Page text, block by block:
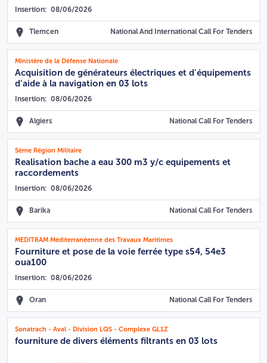
Insertion: 08/06/2026
Tlemcen National And International Call For Tenders
Ministère de la Défense Nationale
Acquisition de générateurs électriques et d'équipements
d'aide à la navigation en 03 lots
Insertion: 08/06/2026
Algiers National Call For Tenders
5ème Région Militaire
Realisation bache a eau 300 m3 y/c equipements et
raccordements
Insertion: 08/06/2026
Barika National Call For Tenders
MEDITRAM Méditerranéenne des Travaux Maritimes
Fourniture et pose de la voie ferrée type s54, 54e3
oua100
Insertion: 08/06/2026
Oran National Call For Tenders
Sonatrach - Aval - Division LQS - Complexe GL1Z
fourniture de divers éléments filtrants en 03 lots